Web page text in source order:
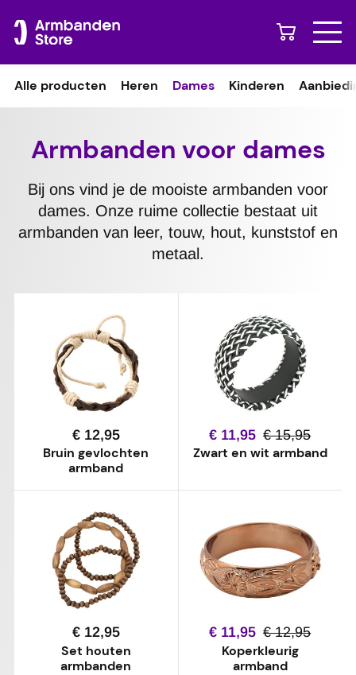
Alle producten Heren Dames Kinderen
Armbanden voor dames
Bij ons vind je de mooiste armbanden voor
dames. Onze ruime collectie bestaat uit
armbanden van leer, touw, hout, kunststof en
metaal.
Bruin gevlochten
armband
€ 12,95
Zwart en wit armband
€ 11,95 € 15,95
Set houten
armbanden
€ 12,95
Koperkleurig
armband
€ 11,95 € 12,95